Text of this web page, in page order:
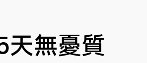
無憂質